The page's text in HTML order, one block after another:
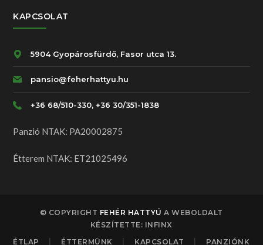
KAPCSOLAT
5904 Gyopárosfürdő, Fasor utca 13.
pansio@feherhattyu.hu
+36 68/510-330, +36 30/351-1838
Panzió NTAK: PA20002875
Étterem NTAK: ET21025496
© COPYRIGHT FEHÉR HATTYÚ A WEBOLDALT
KÉSZÍTETTE: INFINX
ÉTLAP
ÉTTERMÜNK KAPCSOLAT PANZIÓNK